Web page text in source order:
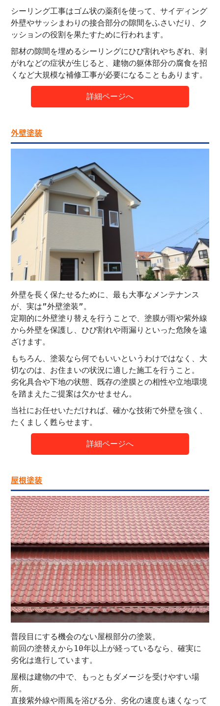
シーリング工事はゴム状の薬剤を使って、サイディング
外壁やサッシまわりの接合部分の隙間をふさいだり、ク
ッションの役割を果たすために行われます。
部材の隙間を埋めるシーリングにひび割れやちぎれ、剥
がれなどの症状が生じると、建物の躯体部分の腐食を招
くなど大規模な補修工事が必要になることもあります。
詳細ページへ
外壁塗装
外壁を長く保たせるために、最も大事なメンテナンス
が、実は”外壁塗装”。
定期的に外壁塗り替えを行うことで、塗膜が雨や紫外線
から外壁を保護し、ひび割れや雨漏りといった危険を遠
ざけます。
もちろん、塗装なら何でもいいというわけではなく、大
切なのは、お住まいの状況に適した施工を行うこと。
劣化具合や下地の状態、既存の塗膜との相性や立地環境
を踏まえたご提案は欠かせません。
当社にお任せいただければ、確かな技術で外壁を強く、
たくましく甦らせます。
詳細ページへ
屋根塗装
普段目にする機会のない屋根部分の塗装。
前回の塗替えから10年以上が経っているなら、確実に
劣化は進行しています。
屋根は建物の中で、もっともダメージを受けやすい場
所。
直接紫外線や雨風を浴びる分、劣化の速度も速くなって